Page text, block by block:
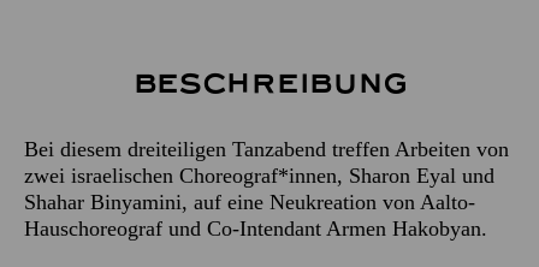
Beschreibung
Bei diesem dreiteiligen Tanzabend treffen Arbeiten von
zwei israelischen Choreograf*innen, Sharon Eyal und
Shahar Binyamini, auf eine Neukreation von Aalto-
Hauschoreograf und Co-Intendant Armen Hakobyan.